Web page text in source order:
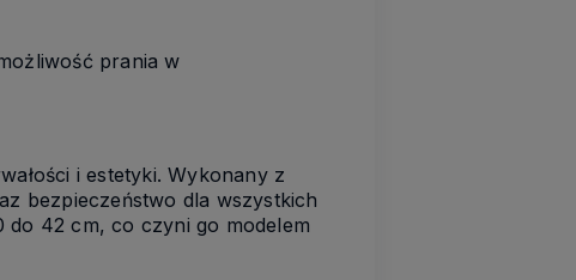
prania w
i estetyki. Wykonany z
bezpieczeństwo dla wszystkich
do 42 cm, co czyni go modelem